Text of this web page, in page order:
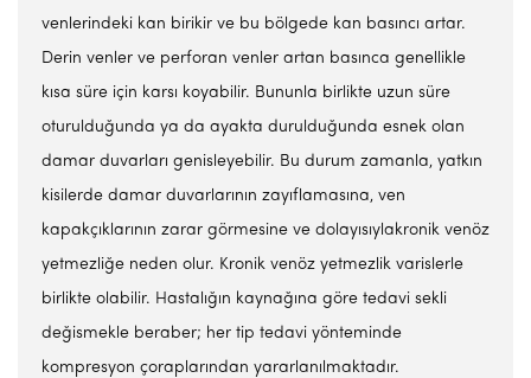
venlerindeki kan birikir ve bu bölgede kan basıncı artar.
Derin venler ve perforan venler artan basınca genellikle
kısa süre için karsı koyabilir. Bununla birlikte uzun süre
oturulduğunda ya da ayakta durulduğunda esnek olan
damar duvarları genisleyebilir. Bu durum zamanla, yatkın
kisilerde damar duvarlarının zayıflamasına, ven
kapakçıklarının zarar görmesine ve dolayısıylakronik venöz
yetmezliğe neden olur. Kronik venöz yetmezlik varislerle
birlikte olabilir. Hastalığın kaynağına göre tedavi sekli
değismekle beraber; her tip tedavi yönteminde
kompresyon çoraplarından yararlanılmaktadır.